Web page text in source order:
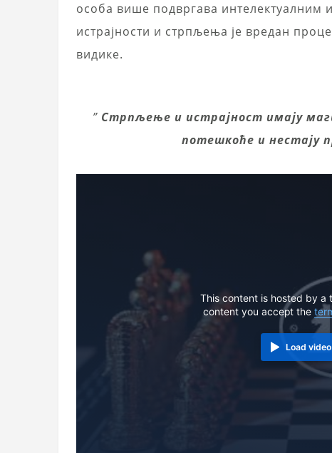
особа више подвргава интелектуалним
истрајности и стрпљења је вредан
видике.
” Стрпљење и истрајност имају
потешкоће и нестају
This content is hosted by a
content you accept the
Load video